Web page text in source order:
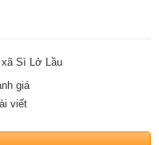
Sì Lở Lầu
giá
viết
hệ thống thông tin, cơ sở
vận hành trên địa bàn